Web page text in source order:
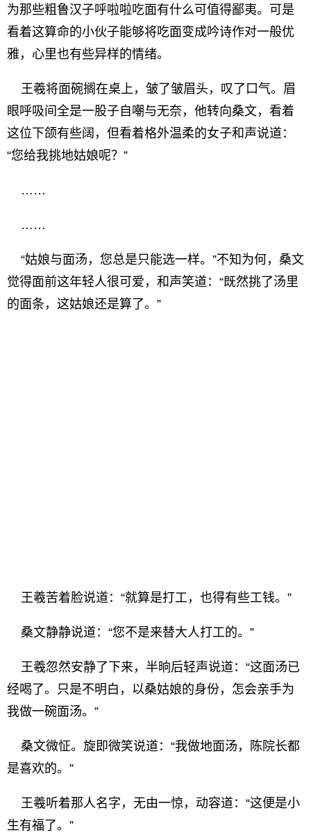
为那些粗鲁汉子呼啦啦吃面有什么可值得鄙夷。可是
看着这算命的小伙子能够将吃面变成吟诗作对一般优
雅，心里也有些异样的情绪。
王羲将面碗搁在桌上，皱了皱眉头，叹了口气。眉
眼呼吸间全是一股子自嘲与无奈，他转向桑文，看着
这位下颌有些阔，但看着格外温柔的女子和声说道：
“您给我挑地姑娘呢？”
……
……
“姑娘与面汤，您总是只能选一样。”不知为何，桑文
觉得面前这年轻人很可爱，和声笑道：“既然挑了汤里
的面条，这姑娘还是算了。”
王羲苦着脸说道：“就算是打工，也得有些工钱。”
桑文静静说道：“您不是来替大人打工的。”
王羲忽然安静了下来，半晌后轻声说道：“这面汤已
经喝了。只是不明白，以桑姑娘的身份，怎会亲手为
我做一碗面汤。”
桑文微怔。旋即微笑说道：“我做地面汤，陈院长都
是喜欢的。”
王羲听着那人名字，无由一惊，动容道：“这便是小
生有福了。”